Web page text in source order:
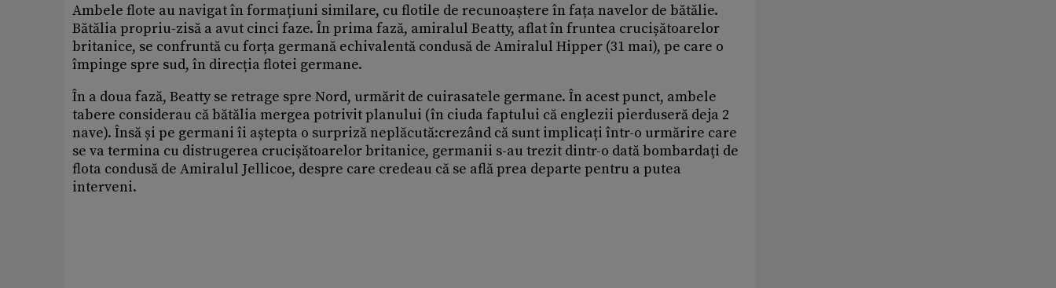
Ambele flote au navigat în formațiuni similare, cu flotile de recunoaștere în fața navelor de bătălie.
Bătălia propriu-zisă a avut cinci faze. În prima fază, amiralul Beatty, aflat în fruntea crucișătoarelor
britanice, se confruntă cu forța germană echivalentă condusă de Amiralul Hipper (31 mai), pe care o
împinge spre sud, în direcția flotei germane.
În a doua fază, Beatty se retrage spre Nord, urmărit de cuirasatele germane. În acest punct, ambele
tabere considerau că bătălia mergea potrivit planului (în ciuda faptului că englezii pierduseră deja 2
nave). Însă și pe germani îi aștepta o surpriză neplăcută:crezând că sunt implicați într-o urmărire care
se va termina cu distrugerea crucișătoarelor britanice, germanii s-au trezit dintr-o dată bombardați de
flota condusă de Amiralul Jellicoe, despre care credeau că se află prea departe pentru a putea
interveni.